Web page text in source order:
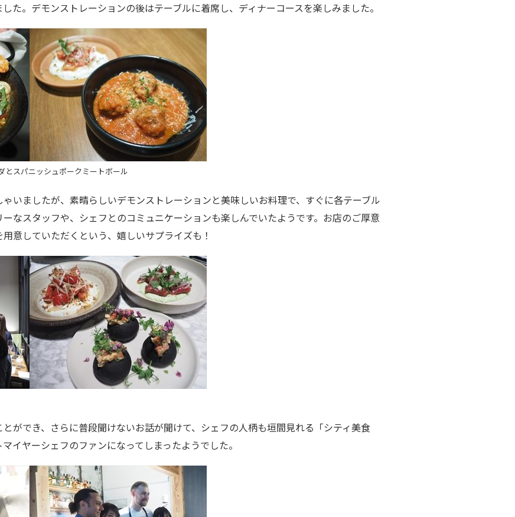
た。デモンストレーションの後はテーブルに着席し、ディナーコースを楽しみました。
とスパニッシュポークミートボール
いましたが、素晴らしいデモンストレーションと美味しいお料理で、すぐに各テーブル
なスタッフや、シェフとのコミュニケーションも楽しんでいたようです。お店のご厚意
意していただくという、嬉しいサプライズも！
ができ、さらに普段聞けないお話が聞けて、シェフの人柄も垣間見れる「シティ美食
イヤーシェフのファンになってしまったようでした。